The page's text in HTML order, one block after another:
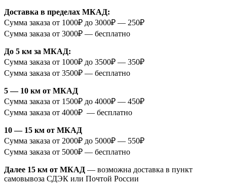
Доставка в пределах МКАД:
Сумма заказа от 1000₽ до 3000₽ — 250₽
Сумма заказа от 3000₽ — бесплатно
До 5 км за МКАД:
Сумма заказа от 1000₽ до 3500₽ — 350₽
Сумма заказа от 3500₽ — бесплатно
5 — 10 км от МКАД
Сумма заказа от 1500₽ до 4000₽ — 450₽
Сумма заказа от 4000₽ — бесплатно
10 — 15 км от МКАД
Сумма заказа от 2000₽ до 5000₽ — 550₽
Сумма заказа от 5000₽ — бесплатно
Далее 15 км от МКАД — возможна доставка в пункт
самовывоза СДЭК или Почтой России